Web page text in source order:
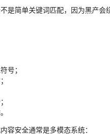
是简单关键词匹配，因为黑产会
号；
容安全通常是多模态系统：